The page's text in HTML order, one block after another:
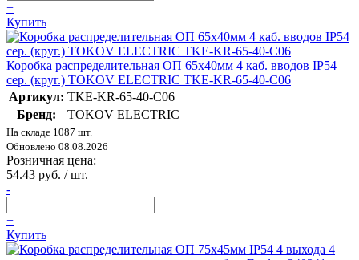
+
Купить
Коробка распределительная ОП 65х40мм 4 каб. вводов IP54
сер. (круг.) TOKOV ELECTRIC TKE-KR-65-40-C06
Артикул: TKE-KR-65-40-C06
Бренд:
TOKOV ELECTRIC
На складе 1087 шт.
Обновлено 08.08.2026
Розничная цена:
54.43 руб. / шт.
-
+
Купить